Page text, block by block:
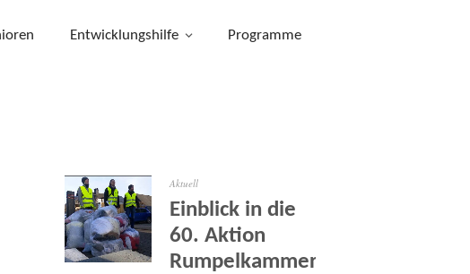
Entwicklungshilfe Programme
Aktuell
Einblick in die
60. Aktion
Rumpelkammer